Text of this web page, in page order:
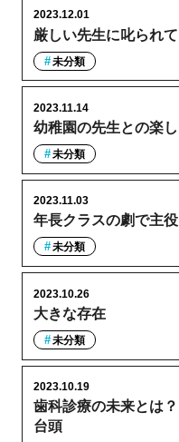
厳しい先生に叱られ
2023.12.01
未分類
幼稚園の先生との楽
2023.11.14
未分類
年長クラスの劇で主
2023.11.03
未分類
大きな存在
2023.10.26
未分類
歯科診療の未来とは
台頭
2023.10.19